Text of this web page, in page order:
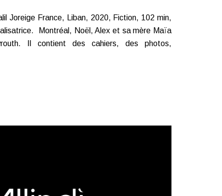
Joreige France, Liban, 2020, Fiction, 102 min,
Montréal, Noël, Alex et sa mère Maïa
Il contient des cahiers, des photos,